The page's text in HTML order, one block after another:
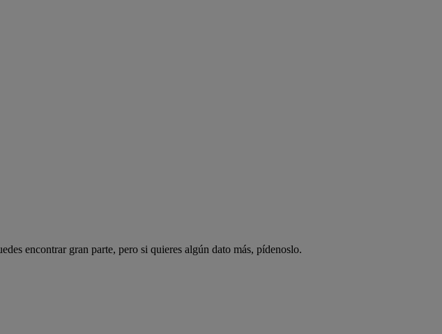
encontrar gran parte, pero si quieres algún dato más, pídenoslo.